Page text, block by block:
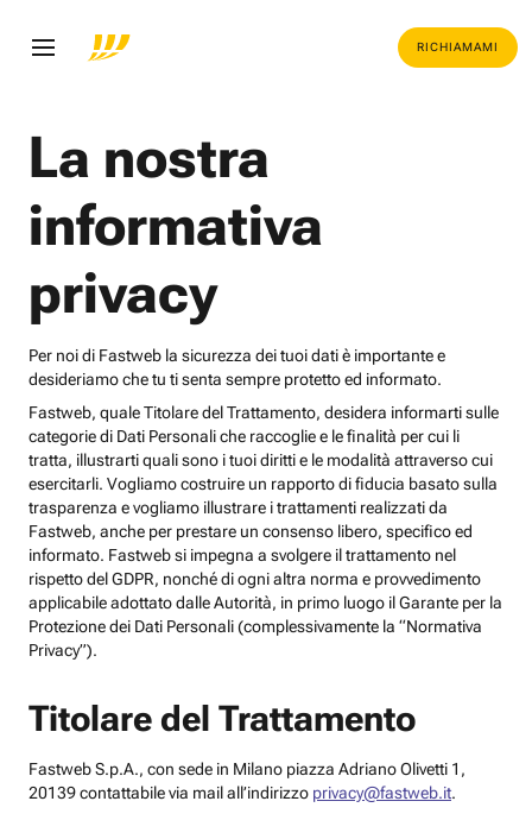
RICHIAMAMI
La nostra
informativa
privacy
Per noi di Fastweb la sicurezza dei tuoi dati è importante e
desideriamo che tu ti senta sempre protetto ed informato.
Fastweb, quale Titolare del Trattamento, desidera informarti sulle
categorie di Dati Personali che raccoglie e le finalità per cui li
tratta, illustrarti quali sono i tuoi diritti e le modalità attraverso cui
esercitarli. Vogliamo costruire un rapporto di fiducia basato sulla
trasparenza e vogliamo illustrare i trattamenti realizzati da
Fastweb, anche per prestare un consenso libero, specifico ed
informato. Fastweb si impegna a svolgere il trattamento nel
rispetto del GDPR, nonché di ogni altra norma e provvedimento
applicabile adottato dalle Autorità, in primo luogo il Garante per la
Protezione dei Dati Personali (complessivamente la “Normativa
Privacy”).
Titolare del Trattamento
Fastweb S.p.A., con sede in Milano piazza Adriano Olivetti 1,
20139 contattabile via mail all’indirizzo privacy@fastweb.it.